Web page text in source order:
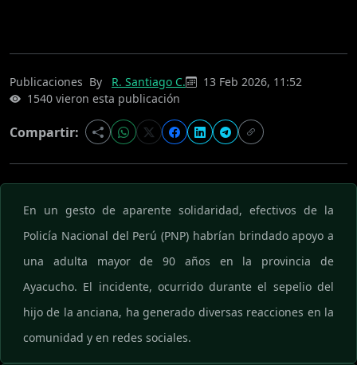
Publicaciones By R. Santiago C.
13 Feb 2026, 11:52
1540 vieron esta publicación
Compartir:
En un gesto de aparente solidaridad, efectivos de la
Policía Nacional del Perú (PNP) habrían brindado apoyo a
una adulta mayor de 90 años en la provincia de
Ayacucho. El incidente, ocurrido durante el sepelio del
hijo de la anciana, ha generado diversas reacciones en la
comunidad y en redes sociales.